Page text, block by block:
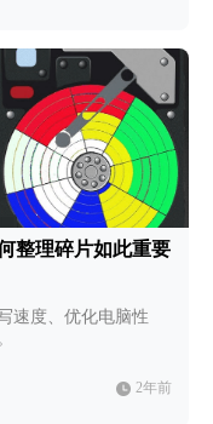
整理碎片如此重要
速度、优化电脑性
2年前